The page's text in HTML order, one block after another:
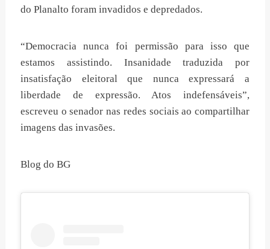
do Planalto foram invadidos e depredados.
“Democracia nunca foi permissão para isso que
estamos assistindo. Insanidade traduzida por
insatisfação eleitoral que nunca expressará a
liberdade de expressão. Atos indefensáveis”,
escreveu o senador nas redes sociais ao compartilhar
imagens das invasões.
Blog do BG